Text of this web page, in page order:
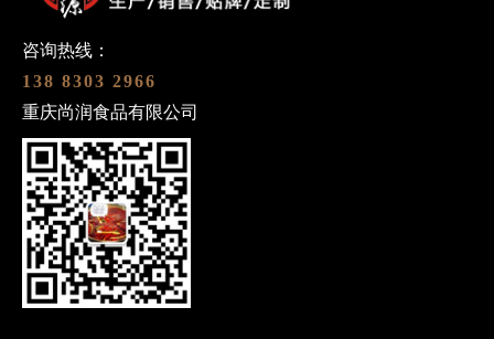
咨询热线：
138 8303 2966
重庆尚润食品有限公司